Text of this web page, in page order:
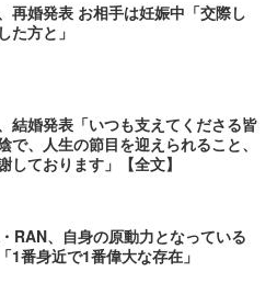
再婚発表 お相手は妊娠中「交際し
た方と」
結婚発表「いつも支えてくださる皆
で、人生の節目を迎えられること、
しております」【全文】
RAN、自身の原動力となっている
1番身近で1番偉大な存在」